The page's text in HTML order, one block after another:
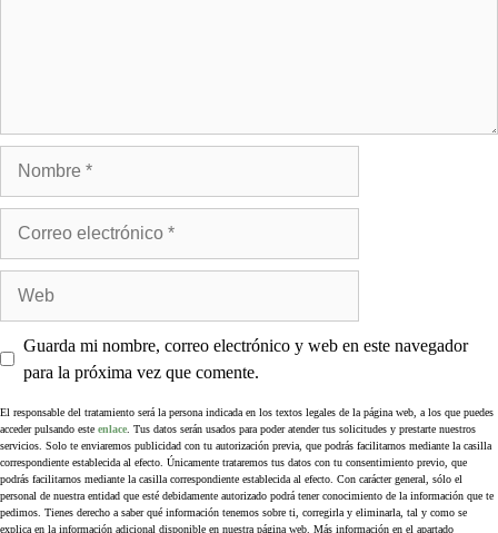
Guarda mi nombre, correo electrónico y web en este navegador
para la próxima vez que comente.
El responsable del tratamiento será la persona indicada en los textos legales de la página web, a los que puedes
acceder pulsando este enlace . Tus datos serán usados para poder atender tus solicitudes y prestarte nuestros
servicios. Solo te enviaremos publicidad con tu autorización previa, que podrás facilitarnos mediante la casilla
correspondiente establecida al efecto. Únicamente trataremos tus datos con tu consentimiento previo, que
podrás facilitarnos mediante la casilla correspondiente establecida al efecto. Con carácter general, sólo el
personal de nuestra entidad que esté debidamente autorizado podrá tener conocimiento de la información que te
pedimos. Tienes derecho a saber qué información tenemos sobre ti, corregirla y eliminarla, tal y como se
explica en la información adicional disponible en nuestra página web. Más información en el apartado